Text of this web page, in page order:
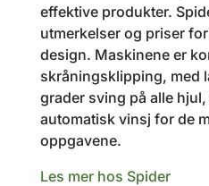
effektive produkter.
utmerkelser og priser
design. Maskinene er
skråningsklipping, med
grader sving på alle
automatisk vinsj for de
oppgavene.
Les mer hos Spider